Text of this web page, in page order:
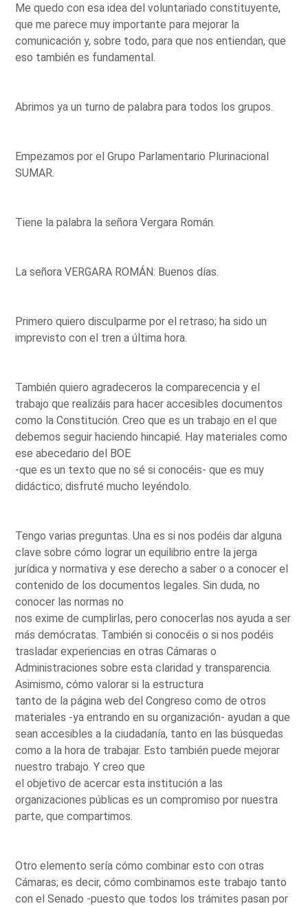
Me quedo con esa idea del voluntariado constituyente,
que me parece muy importante para mejorar la
comunicación y, sobre todo, para que nos entiendan, que
eso también es fundamental.
Abrimos ya un turno de palabra para todos los grupos.
Empezamos por el Grupo Parlamentario Plurinacional
SUMAR.
Tiene la palabra la señora Vergara Román.
La señora VERGARA ROMÁN: Buenos días.
Primero quiero disculparme por el retraso; ha sido un
imprevisto con el tren a última hora.
También quiero agradeceros la comparecencia y el
trabajo que realizáis para hacer accesibles documentos
como la Constitución. Creo que es un trabajo en el que
debemos seguir haciendo hincapié. Hay materiales como
ese abecedario del BOE
-que es un texto que no sé si conocéis- que es muy
didáctico; disfruté mucho leyéndolo.
Tengo varias preguntas. Una es si nos podéis dar alguna
clave sobre cómo lograr un equilibrio entre la jerga
jurídica y normativa y ese derecho a saber o a conocer el
contenido de los documentos legales. Sin duda, no
conocer las normas no
nos exime de cumplirlas, pero conocerlas nos ayuda a ser
más demócratas. También si conocéis o si nos podéis
trasladar experiencias en otras Cámaras o
Administraciones sobre esta claridad y transparencia.
Asimismo, cómo valorar si la estructura
tanto de la página web del Congreso como de otros
materiales -ya entrando en su organización- ayudan a que
sean accesibles a la ciudadanía, tanto en las búsquedas
como a la hora de trabajar. Esto también puede mejorar
nuestro trabajo. Y creo que
el objetivo de acercar esta institución a las
organizaciones públicas es un compromiso por nuestra
parte, que compartimos.
Otro elemento sería cómo combinar esto con otras
Cámaras; es decir, cómo combinamos este trabajo tanto
con el Senado -puesto que todos los trámites pasan por